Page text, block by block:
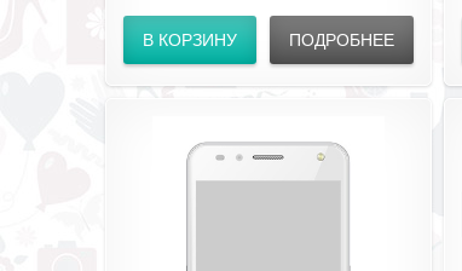
В КОРЗИНУ ПОДРОБНЕЕ